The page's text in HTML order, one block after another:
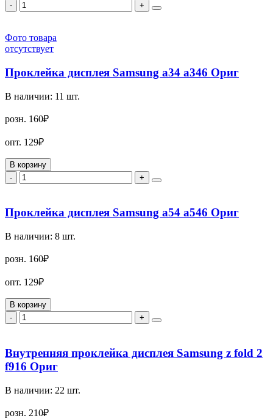
-
+
Фото товара
отсутствует
Проклейка дисплея Samsung a34 a346 Ориг
В наличии: 11 шт.
розн. 160₽
опт. 129₽
В корзину
-
+
Проклейка дисплея Samsung a54 a546 Ориг
В наличии: 8 шт.
розн. 160₽
опт. 129₽
В корзину
-
+
Внутренняя проклейка дисплея Samsung z fold 2
f916 Ориг
В наличии: 22 шт.
розн. 210₽